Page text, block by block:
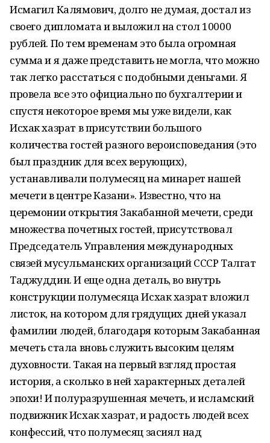
Исмагил Калямович, долго не думая, достал из
своего дипломата и выложил на стол 10000
рублей. По тем временам это была огромная
сумма и я даже представить не могла, что можно
так легко расстаться с подобными деньгами. Я
провела все это официально по бухгалтерии и
спустя некоторое время мы уже видели, как
Исхак хазрат в присутствии большого
количества гостей разного вероисповедания (это
был праздник для всех верующих),
устанавливали полумесяц на минарет нашей
мечети в центре Казани». Известно, что на
церемонии открытия Закабанной мечети, среди
множества почетных гостей, присутствовал
Председатель Управления международных
связей мусульманских организаций СССР Талгат
Таджуддин. И еще одна деталь, во внутрь
конструкции полумесяца Исхак хазрат вложил
листок, на котором для грядущих дней указал
фамилии людей, благодаря которым Закабанная
мечеть стала вновь служить высоким целям
духовности. Такая на первый взгляд простая
история, а сколько в ней характерных деталей
эпохи! И полуразрушенная мечеть, и исламский
подвижник Исхак хазрат, и радость людей всех
конфессий, что полумесяц засиял над